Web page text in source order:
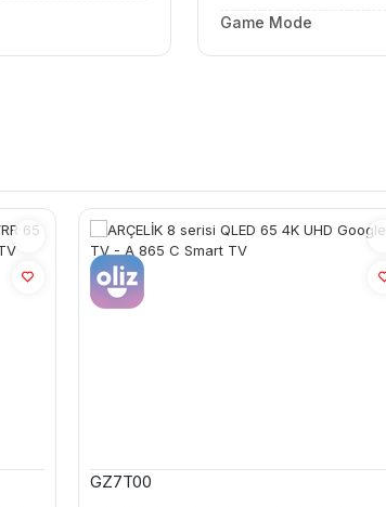
Game Mode
GZ7T00